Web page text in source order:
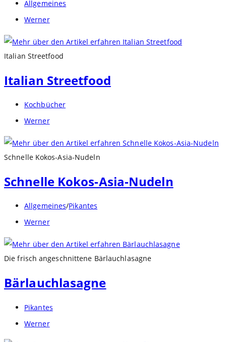
Beitrags-
Kategorie:
Allgemeines
Beitrags-
Werner
Italian Streetfood
Italian Streetfood
Beitrags-
Kategorie:
Kochbücher
Beitrags-
Werner
Schnelle Kokos-Asia-Nudeln
Schnelle Kokos-Asia-Nudeln
Beitrags-
Kategorie:
Allgemeines/Pikantes
Beitrags-
Werner
Die frisch angeschnittene Bärlauchlasagne
Bärlauchlasagne
Beitrags-
Kategorie:
Pikantes
Beitrags-
Werner